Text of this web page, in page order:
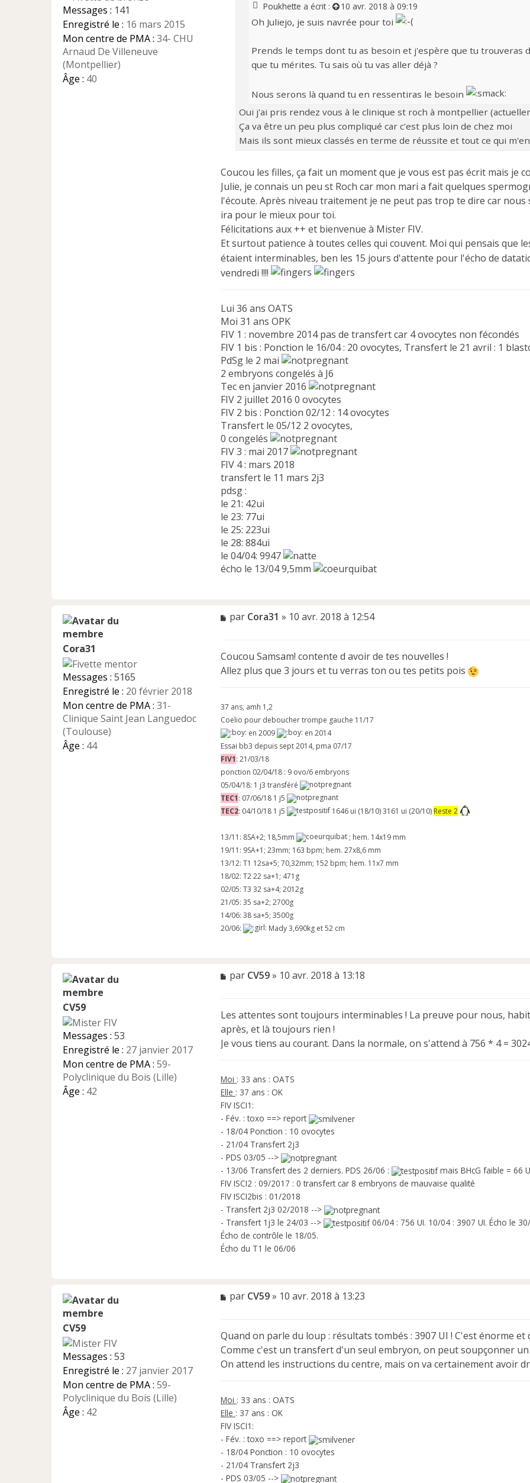
Messages : 141
Enregistré le : 16 mars 2015
Mon centre de PMA : 34- CHU
Arnaud De Villeneuve
(Montpellier)
Âge : 40
Poukhette a écrit : 10 avr. 2018 à 09:19
Oh Juliejo, je suis navrée pour toi
Prends le temps dont tu as besoin et j'espère que tu trouveras
que tu mérites. Tu sais où tu vas aller déjà ?
Nous serons là quand tu en ressentiras le besoin
Oui j'ai pris rendez vous à le clinique st roch à montpellier
Ça va être un peu plus compliqué car c'est plus loin de chez moi
Mais ils sont mieux classés en terme de réussite et tout ce qui
Coucou les filles, ça fait un moment que je vous est pas écrit mais je
Julie, je connais un peu st Roch car mon mari a fait quelques
l'écoute. Après niveau traitement je ne peut pas trop te dire car
ira pour le mieux pour toi.
Félicitations aux ++ et bienvenue à Mister FIV.
Et surtout patience à toutes celles qui couvent. Moi qui pensais que
étaient interminables, ben les 15 jours d'attente pour l'écho de
vendredi !!!!
Lui 36 ans OATS
Moi 31 ans OPK
FIV 1 : novembre 2014 pas de transfert car 4 ovocytes non fécondés
FIV 1 bis : Ponction le 16/04 : 20 ovocytes, Transfert le 21 avril : 1
PdSg le 2 mai
2 embryons congelés à J6
Tec en janvier 2016
FIV 2 juillet 2016 0 ovocytes
FIV 2 bis : Ponction 02/12 : 14 ovocytes
Transfert le 05/12 2 ovocytes,
0 congelés
FIV 3 : mai 2017
FIV 4 : mars 2018
transfert le 11 mars 2j3
pdsg :
le 21: 42ui
le 23: 77ui
le 25: 223ui
le 28: 884ui
le 04/04: 9947
écho le 13/04 9,5mm
Cora31
Messages : 5165
Enregistré le : 20 février 2018
Mon centre de PMA : 31-
Clinique Saint Jean Languedoc
(Toulouse)
Âge : 44
M
a
g
o
n
l
u
par Cora31 » 10 avr. 2018 à 12:54
Coucou Samsam! contente d avoir de tes nouvelles !
Allez plus que 3 jours et tu verras ton ou tes petits pois
37 ans, amh 1,2
Coelio pour deboucher trompe gauche 11/17
en 2009
en 2014
Essai bb3 depuis sept 2014, pma 07/17
FIV1: 21/03/18
ponction 02/04/18 : 9 ovo/6 embryons
05/04/18: 1 j3 transféré
TEC1: 07/06/18 1 j5
TEC2: 04/10/18 1 j5 1646 ui (18/10) 3161 ui (20/10) Reste 2
13/11: 8SA+2; 18,5mm
; hem. 14x19 mm
19/11: 9SA+1; 23mm; 163 bpm; hem. 27x8,6 mm
13/12: T1 12sa+5; 70,32mm; 152 bpm; hem. 11x7 mm
18/02: T2 22 sa+1; 471g
02/05: T3 32 sa+4; 2012g
21/05: 35 sa+2; 2700g
14/06: 38 sa+5; 3500g
20/06:
Mady 3,690kg et 52 cm
CV59
Messages : 53
Enregistré le : 27 janvier 2017
Mon centre de PMA : 59-
Polyclinique du Bois (Lille)
Âge : 42
M
a
g
e
n
l
u
par CV59» 10 avr. 2018 à 13:18
Les attentes sont toujours interminables ! La preuve pour nous,
après, et là toujours rien !
Je vous tiens au courant. Dans la normale, on s'attend à 756 * 4 =
Moi : 33 ans : OATS
Elle : 37 ans : OK
FIV ISCI1:
- Fév. : toxo ==> report
- 18/04 Ponction : 10 ovocytes
- 21/04 Transfert 2j3
- PDS 03/05 -->
- 13/06 Transfert des 2 derniers. PDS 26/06 :
mais BHcG faible = 66
FIV ISCI2 : 09/2017 : 0 transfert car 8 embryons de mauvaise qualité
FIV ISCI2bis : 01/2018
- Transfert 2j3 02/2018 -->
- Transfert 1j3 le 24/03 -->
06/04 : 756 UI. 10/04 : 3907 UI. Écho le
Écho de contrôle le 18/05.
Écho du T1 le 06/06
CV59
Messages : 53
Enregistré le : 27 janvier 2017
Mon centre de PMA : 59-
Polyclinique du Bois (Lille)
Âge : 42
M
a
g
e
n
l
u
par CV59» 10 avr. 2018 à 13:23
Quand on parle du loup : résultats tombés : 3907 UI ! C'est énorme et
Comme c'est un transfert d'un seul embryon, on peut soupçonner
On attend les instructions du centre, mais on va certainement avoir
Moi : 33 ans : OATS
Elle : 37 ans : OK
FIV ISCI1:
- Fév. : toxo ==> report
- 18/04 Ponction : 10 ovocytes
- 21/04 Transfert 2j3
- PDS 03/05 -->